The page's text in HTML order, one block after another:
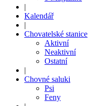
|
Kalendář
|
Chovatelské stanice
Aktivní
Neaktivní
Ostatní
|
Chovné saluki
Psi
Feny